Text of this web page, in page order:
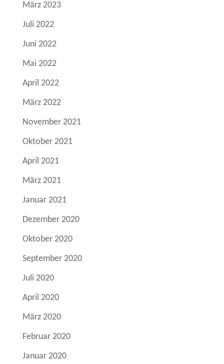
März 2023
Juli 2022
Juni 2022
Mai 2022
April 2022
März 2022
November 2021
Oktober 2021
April 2021
März 2021
Januar 2021
Dezember 2020
Oktober 2020
September 2020
Juli 2020
April 2020
März 2020
Februar 2020
Januar 2020